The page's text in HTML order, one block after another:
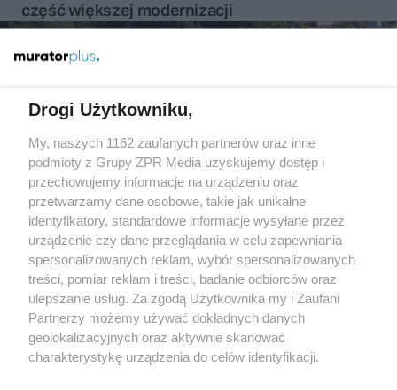
część większej modernizacji
Żaden utwór zamieszczony w serwisie nie może być powielany i
rozpowszechniany lub dalej rozpowszechniany w jakikolwiek
sposób (w tym także elektroniczny lub mechaniczny) na
jakimkolwiek polu eksploatacji w jakiejkolwiek formie, włącznie z
umieszczaniem w Internecie bez pisemnej zgody właściciela praw.
Jakiekolwiek użycie lub wykorzystanie utworów w całości lub w
części z naruszeniem prawa, tzn. bez właściwej zgody, jest
zabronione pod groźbą kary i może być ścigane prawnie.
Drogi Użytkowniku,
My, naszych 1162 zaufanych partnerów oraz inne
podmioty z Grupy ZPR Media uzyskujemy dostęp i
przechowujemy informacje na urządzeniu oraz
przetwarzamy dane osobowe, takie jak unikalne
identyfikatory, standardowe informacje wysyłane przez
urządzenie czy dane przeglądania w celu zapewniania
spersonalizowanych reklam, wybór spersonalizowanych
treści, pomiar reklam i treści, badanie odbiorców oraz
ulepszanie usług. Za zgodą Użytkownika my i Zaufani
Partnerzy możemy używać dokładnych danych
geolokalizacyjnych oraz aktywnie skanować
charakterystykę urządzenia do celów identyfikacji.